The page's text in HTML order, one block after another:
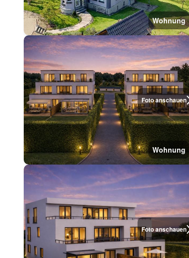
Wohnung
Foto anschauen
Wohnung
Foto anschauen